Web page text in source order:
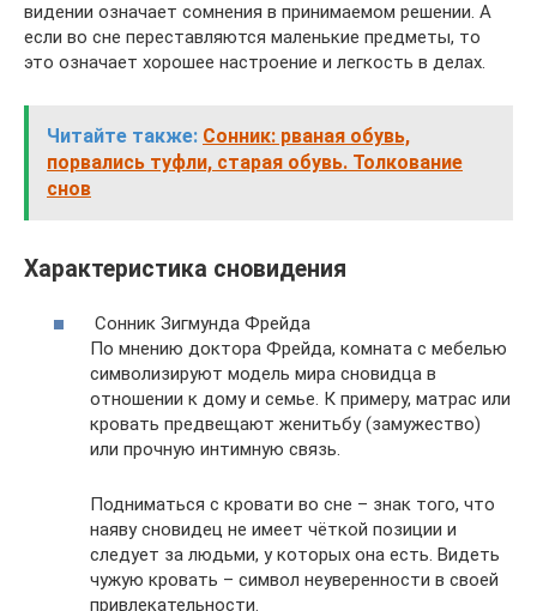
видении означает сомнения в принимаемом решении. А
если во сне переставляются маленькие предметы, то
это означает хорошее настроение и легкость в делах.
Читайте также: Сонник: рваная обувь,
порвались туфли, старая обувь. Толкование
снов
Характеристика сновидения
Сонник Зигмунда Фрейда
По мнению доктора Фрейда, комната с мебелью
символизируют модель мира сновидца в
отношении к дому и семье. К примеру, матрас или
кровать предвещают женитьбу (замужество)
или прочную интимную связь.
Подниматься с кровати во сне – знак того, что
наяву сновидец не имеет чёткой позиции и
следует за людьми, у которых она есть. Видеть
чужую кровать – символ неуверенности в своей
привлекательности.